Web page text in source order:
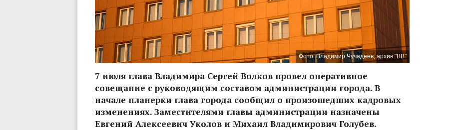
Фото: Владимир Чучадеев, архив "ВВ"
7 июля глава Владимира Сергей Волков провел оперативное
совещание с руководящим составом администрации города. В
начале планерки глава города сообщил о произошедших кадровых
изменениях. Заместителями главы администрации назначены
Евгений Алексеевич Уколов и Михаил Владимирович Голубев.